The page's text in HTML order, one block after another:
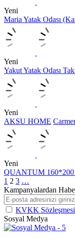
Yeni
Maria Yatak Odası
Yeni
Yakut Yatak Odası
Yeni
AKSU HOME
Yeni
QUANTUM
1 2 3 …
Kampanyalardan
KVKK
Sosyal Medya